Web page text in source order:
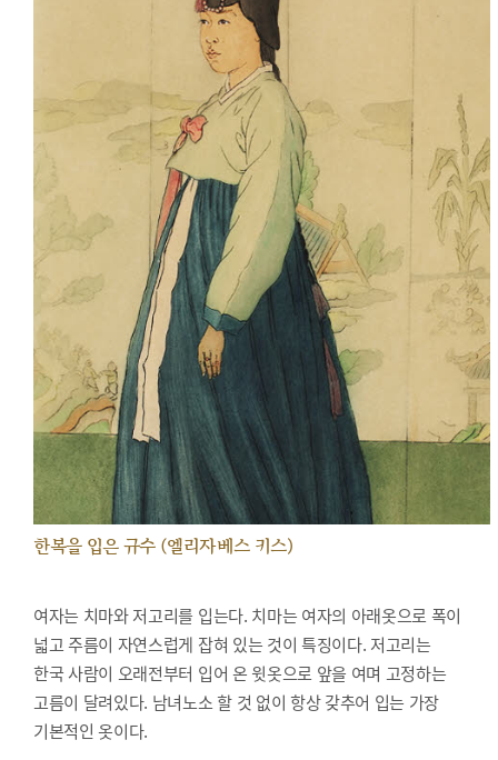
한복을 입은 규수 (엘리자베스 키스)
여자는 치마와 저고리를 입는다. 치마는 여자의 아래옷으로 폭이
넓고 주름이 자연스럽게 잡혀 있는 것이 특징이다. 저고리는
한국 사람이 오래전부터 입어 온 윗옷으로 앞을 여며 고정하는
고름이 달려있다. 남녀노소 할 것 없이 항상 갖추어 입는 가장
기본적인 옷이다.